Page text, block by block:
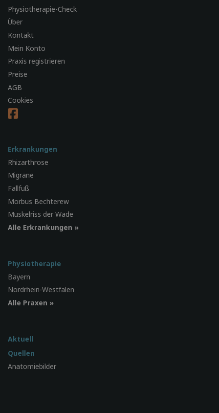
Physiotherapie-Check
Über
Kontakt
Mein Konto
Praxis registrieren
Preise
AGB
Cookies
Erkrankungen
Rhizarthrose
Migräne
Fallfuß
Morbus Bechterew
Muskelriss der Wade
Alle Erkrankungen »
Physiotherapie
Bayern
Nordrhein-Westfalen
Alle Praxen »
Aktuell
Quellen
Anatomiebilder